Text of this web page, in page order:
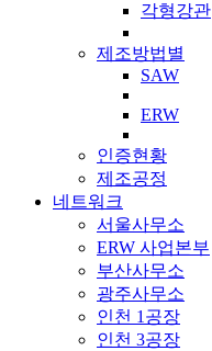
각형강관
제조방법별
SAW
ERW
인증현황
제조공정
네트워크
서울사무소
ERW 사업본부
부산사무소
광주사무소
인천 1공장
인천 3공장